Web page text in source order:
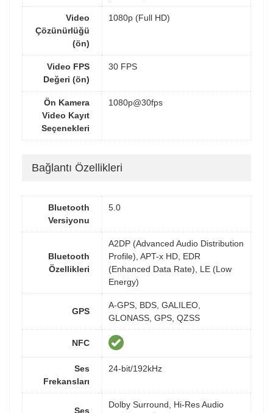
Video
Çözünürlüğü
(ön)
1080p (Full HD)
Video FPS
Değeri (ön)
30 FPS
Ön Kamera
Video Kayıt
Seçenekleri
1080p@30fps
Bağlantı Özellikleri
Bluetooth
Versiyonu
5.0
Bluetooth
Özellikleri
A2DP (Advanced Audio Distribution
Profile), APT-x HD, EDR
(Enhanced Data Rate), LE (Low
Energy)
GPS
A-GPS, BDS, GALILEO,
GLONASS, GPS, QZSS
NFC
Ses
Frekansları
24-bit/192kHz
Ses
Dolby Surround, Hi-Res Audio